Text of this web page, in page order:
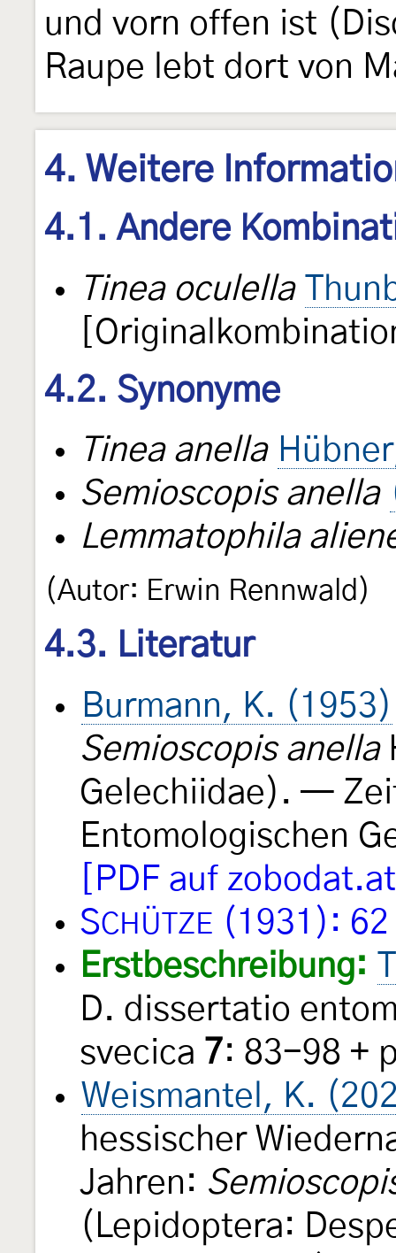
und vorn offen ist
Raupe lebt dort von
4. Weitere
4.1. Andere
Tinea oculella
4.2. Synonyme
Tinea anella
Semioscopis anella
Lemmatophila
(Autor: Erwin Rennwald)
4.3. Literatur
Burmann, K. (1953)
Semioscopis anella
Gelechiidae). —
Entomologischen
[PDF auf
SCHÜTZE (1931): 62
Erstbeschreibung:
D. dissertatio
svecica 7: 83-98 +
Weismantel, K.
hessischer
Jahren:
(Lepidoptera: